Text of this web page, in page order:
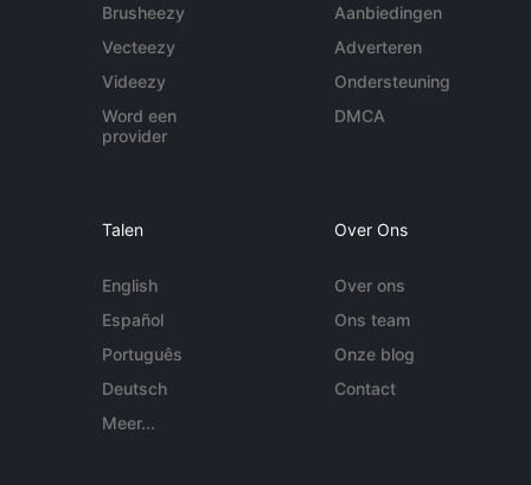
Brusheezy
Vecteezy
Videezy
Word een
provider
Aanbiedingen
Adverteren
Ondersteuning
DMCA
Talen
English
Español
Português
Deutsch
Meer...
Over Ons
Over ons
Ons team
Onze blog
Contact